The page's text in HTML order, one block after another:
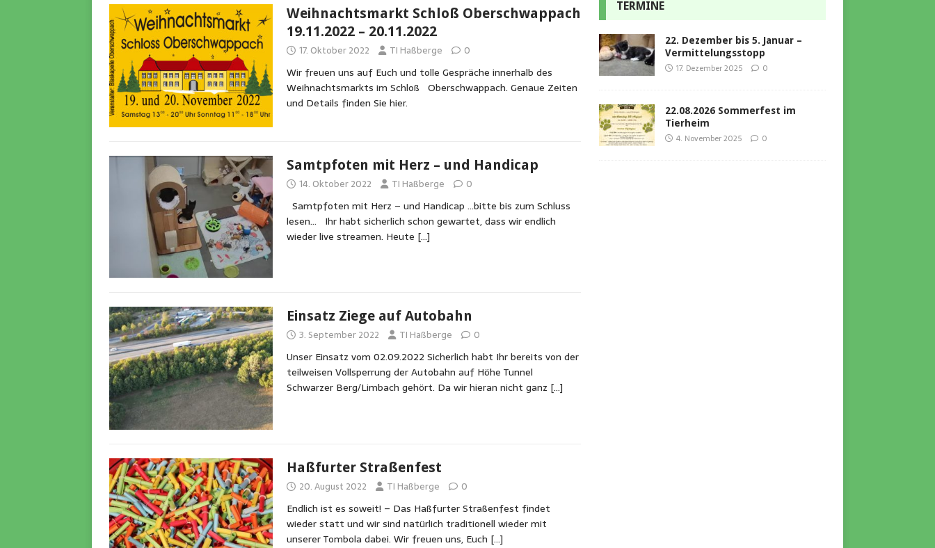
Weihnachtsmarkt Schloß Oberschwappach
19.11.2022 – 20.11.2022
17. Oktober 2022 TI Haßberge 0
Wir freuen uns auf Euch und tolle Gespräche innerhalb des
Weihnachtsmarkts im Schloß Oberschwappach. Genaue Zeiten
und Details finden Sie hier.
Samtpfoten mit Herz – und Handicap
14. Oktober 2022 TI Haßberge 0
Samtpfoten mit Herz – und Handicap …bitte bis zum Schluss
lesen… Ihr habt sicherlich schon gewartet, dass wir endlich
wieder live streamen. Heute […]
Einsatz Ziege auf Autobahn
3. September 2022 TI Haßberge 0
Unser Einsatz vom 02.09.2022 Sicherlich habt Ihr bereits von der
teilweisen Vollsperrung der Autobahn auf Höhe Tunnel
Schwarzer Berg/Limbach gehört. Da wir hieran nicht ganz […]
Haßfurter Straßenfest
20. August 2022 TI Haßberge 0
Endlich ist es soweit! – Das Haßfurter Straßenfest findet
wieder statt und wir sind natürlich traditionell wieder mit
unserer Tombola dabei. Wir freuen uns, Euch […]
TERMINE
22. Dezember bis 5. Januar –
Vermittelungsstopp
17. Dezember 2025 0
22.08.2026 Sommerfest im
Tierheim
4. November 2025 0